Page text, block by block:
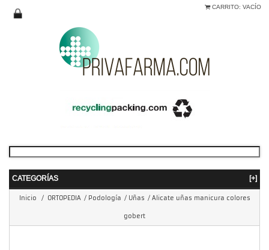
CARRITO: VACÍO
CATEGORÍAS [+]
Inicio / ORTOPEDIA / Podología / Uñas / Alicate uñas manicura colores
gobert